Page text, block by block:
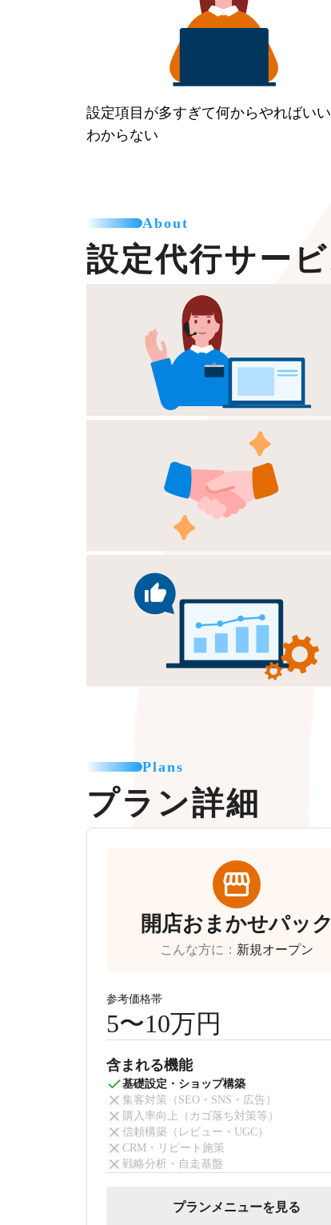
設定項目が多すぎて何からやればい
わからない
About
設定代行サー
Plans
プラン詳細
開店おまかせパック
こんな方に ： 新規オープン
参考価格帯
5〜10万円
含まれる機能
基礎設定・ショップ構築
集客対策（SEO・SNS・広告）
購入率向上（カゴ落ち対策等）
信頼構築（レビュー・UGC）
CRM・リピート施策
戦略分析・自走基盤
プランメニューを見る